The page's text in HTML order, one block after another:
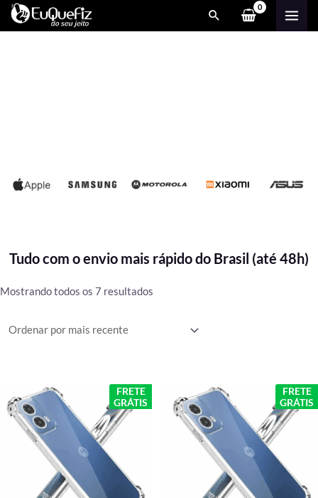
Tudo com o envio mais rápido do Brasil (até 48h)
Mostrando todos os 7 resultados
FRETE
GRÁTIS
O
preço
original
era:
R$ 39,90.
preço
atual
é:
R$ 29,70.
FRETE
GRÁTIS
O
preço
original
era:
R$ 39,90.
preço
atual
é:
R$ 29,70.